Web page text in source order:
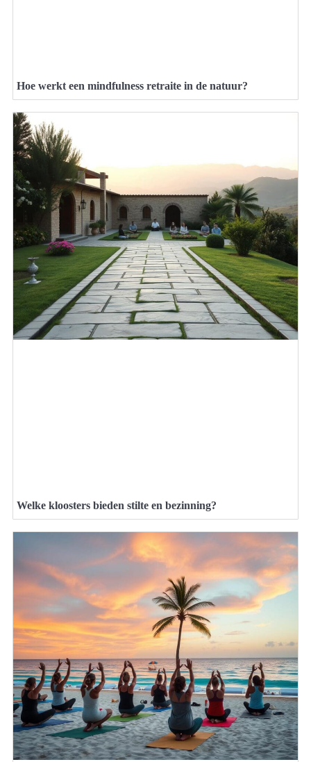
Hoe werkt een mindfulness retraite in de natuur?
Welke kloosters bieden stilte en bezinning?